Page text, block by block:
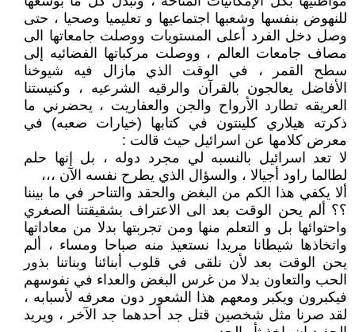
للنهوض بنفسها وشعبها اجتماعيها و تعليميا وصحيا ، حتى
وصل دخل الفرد أعلى المستويات ووصلت جامعاتها الى
مصاف جامعات العالم ، ووصلت مركباتها الفضائيه إلى
سطح القمر ، في الوقت الذي مازال فيه شيوخنا
الأفاضل يعالجون بالقرآن والرقيه الشرعيه ، وكنيستنا
العريقه تطارد الأرواح والجن والعفاريت ، يحضرني ما
ذكرته هيلاري كلينتون في كتابها (خيارات صعبه) في
معرض كلامها عن اسرائيل حيث قالت :
لا تعد اسرائيل بالنسبه لي مجرد دوله ، بل إنها حلم
لطالما راود أجيالا ، والسؤال الذي يطرح نفسه الآن ،،،
ألا يكفي هذا الكم من البغض والحقد والتناحر في ما بيننا
؟؟ ألم يحن الوقت بعد الى الاعتراف بشقيقتنا الصغري
واحتوائها بل و التعلم منها ومن تجربتها بدلا من معاداتها
واتخاذها شيطانا مريدا نستعيذ منه صباحا ومساء ، ألم
يحن الوقت بعد لأن نلقى في قلوب أبنائنا وبناتنا بذور
الحب والتعاون بدلا من غرس البغض والعداء في نفوسهم
فيكبرون ويكبر ومعهم هذا الشعور دون معرفه لأسبابه ،
لقد صرنا مثل شخصين قتل جد أحدهما جد الآخر ، ويريد